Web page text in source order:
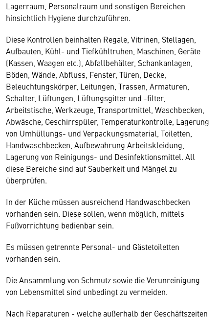
Lagerraum, Personalraum und sonstigen Bereichen
hinsichtlich Hygiene durchzuführen.
Diese Kontrollen beinhalten Regale, Vitrinen, Stellagen,
Aufbauten, Kühl- und Tiefkühltruhen, Maschinen, Geräte
(Kassen, Waagen etc.), Abfallbehälter, Schankanlagen,
Böden, Wände, Abfluss, Fenster, Türen, Decke,
Beleuchtungskörper, Leitungen, Trassen, Armaturen,
Schalter, Lüftungen, Lüftungsgitter und -filter,
Arbeitstische, Werkzeuge, Transportmittel, Waschbecken,
Abwäsche, Geschirrspüler, Temperaturkontrolle, Lagerung
von Umhüllungs- und Verpackungsmaterial, Toiletten,
Handwaschbecken, Aufbewahrung Arbeitskleidung,
Lagerung von Reinigungs- und Desinfektionsmittel. All
diese Bereiche sind auf Sauberkeit und Mängel zu
überprüfen.
In der Küche müssen ausreichend Handwaschbecken
vorhanden sein. Diese sollen, wenn möglich, mittels
Fußvorrichtung bedienbar sein.
Es müssen getrennte Personal- und Gästetoiletten
vorhanden sein.
Die Ansammlung von Schmutz sowie die Verunreinigung
von Lebensmittel sind unbedingt zu vermeiden.
Nach Reparaturen - welche außerhalb der Geschäftszeiten